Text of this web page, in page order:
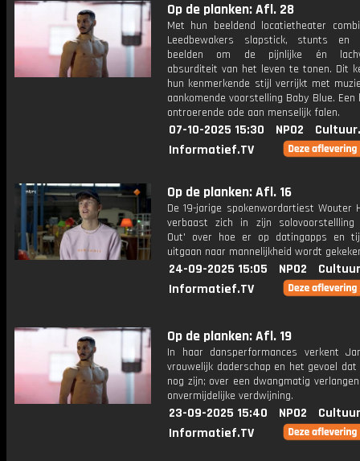
Op de planken: Afl. 28
Met hun beeldend locatietheater
Leedbewakers slapstick, stunts en
beelden om de pijnlijke én
absurditeit van het leven te tonen. Dit
hun kenmerkende stijl verrijkt met
aankomende voorstelling Baby Blue. Een
ontroerende ode aan menselijk falen.
07-10-2025 15:30 NPO2
Informatief.TV
Op de planken: Afl. 16
De 19-jarige spokenwordartiest Wouter
verbaast zich in zijn solovoorstellling
Out' over hoe er op datingapps en
uitgaan naar mannelijkheid wordt
24-09-2025 15:05 NPO2
Informatief.TV
Op de planken: Afl. 19
In haar dansperformances verkent
vrouwelijk daderschap en het gevoel
nog zijn; over een dwangmatig
onvermijdelijke verdwijning.
23-09-2025 15:40 NPO2
Informatief.TV